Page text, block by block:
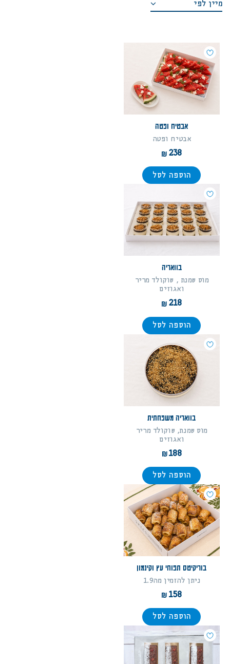
משתמש חדש/אורח
מיין לפי
מחיר מגבוה לנמוך
מחיר מנמוך לגבוה
סדר א-ב יורד
סדר א-ב עולה
אבטיח ופטה
אבטיח ופטה
238
הוספה לסל
בוואריה
מוס שמנת , שוקולד מריר
ואגוזים
218
הוספה לסל
בוואריה משפחתית
מוס שמנת, שוקולד מריר
ואגוזים
188
הוספה לסל
בוריקיטס תפוחי עץ וקינמון
ניתן להזמין מה1.9
158
הוספה לסל